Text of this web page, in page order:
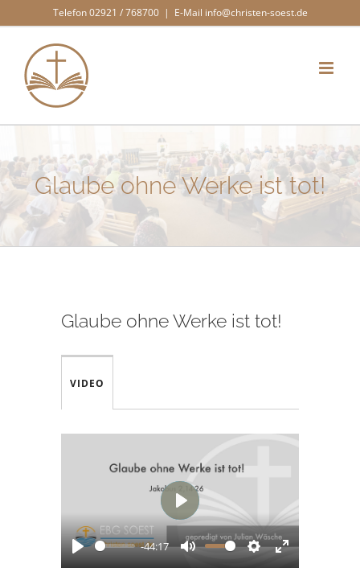
springen
Telefon 02921 / 768700 | E-Mail info@christen-soest.de
Glaube ohne Werke ist tot!
Glaube ohne Werke ist tot!
VIDEO
Play
-44:17
Mute Settings
Enter
Play